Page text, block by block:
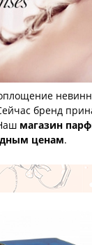
бренд
магазин
ценам.